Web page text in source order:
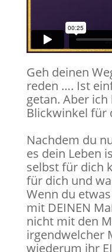
Geh deinen
reden …. Ist
getan. Aber
Blickwinkel für
Nachdem du
es dein Leben
selbst für dich
für dich und
Wenn du
mit DEINEN
nicht mit den
irgendwelcher
wiederum ihr